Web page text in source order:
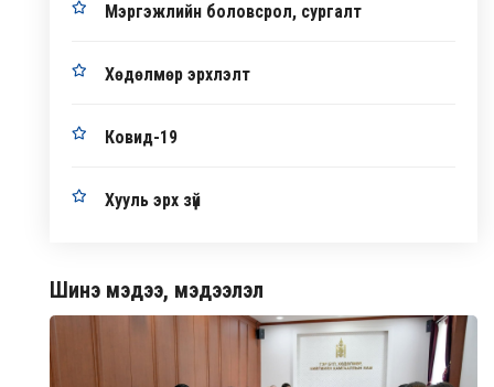
Мэргэжлийн боловсрол, сургалт
Хөдөлмөр эрхлэлт
Ковид-19
Хууль эрх зүй
Шинэ мэдээ, мэдээлэл